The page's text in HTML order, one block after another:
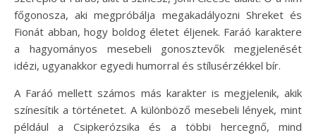
főgonosza, aki megpróbálja megakadályozni Shreket és
Fionát abban, hogy boldog életet éljenek. Faráó karaktere
a hagyományos mesebeli gonosztevők megjelenését
idézi, ugyanakkor egyedi humorral és stílusérzékkel bír.
A Faráó mellett számos más karakter is megjelenik, akik
színesítik a történetet. A különböző mesebeli lények, mint
például a Csipkerózsika és a többi hercegnő, mind